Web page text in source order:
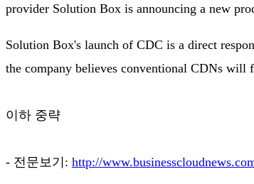
provider Solution Box is announcing a new
Solution Box's launch of CDC is a direct
the company believes conventional CDNs
이하 중략
- 전문보기: http://